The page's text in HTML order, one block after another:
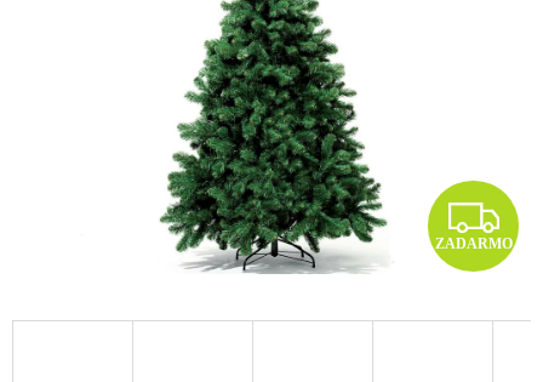
hviezdičiek.
Z
A
D
ZADARMO